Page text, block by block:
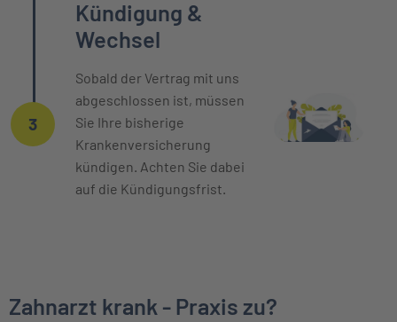
3
Kündigung &
Wechsel
Sobald der Vertrag mit uns
abgeschlossen ist, müssen
Sie Ihre bisherige
Krankenversicherung
kündigen. Achten Sie dabei
auf die Kündigungsfrist.
Zahnarzt krank - Praxis zu?